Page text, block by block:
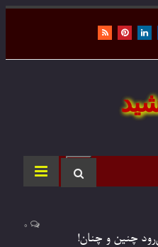
LinkedIn
Pinterest
RSS
چنین و چنان!